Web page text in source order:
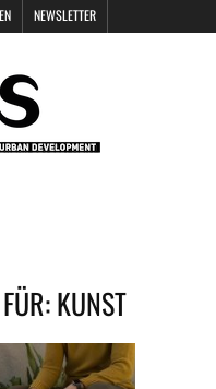
NEWSLETTER
KUNST